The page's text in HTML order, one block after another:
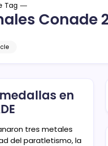
Tag
Conade
en
tres metales
del paratletismo, la